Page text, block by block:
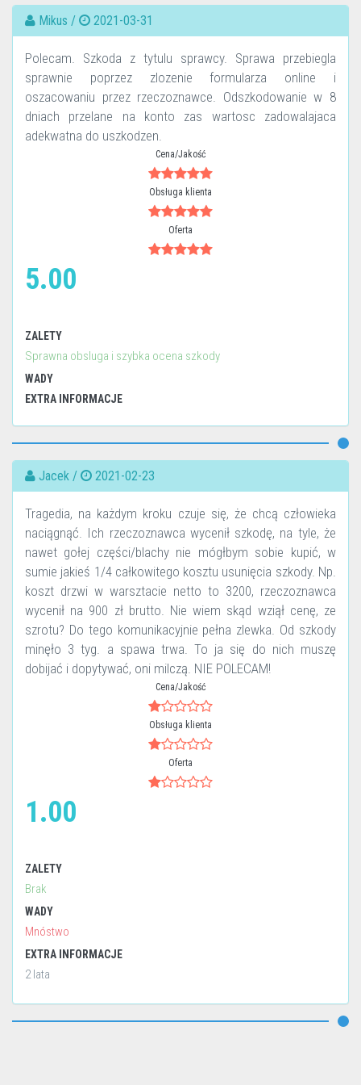
Mikus / 2021-03-31
Polecam. Szkoda z tytulu sprawcy. Sprawa przebiegla
sprawnie poprzez zlozenie formularza online i
oszacowaniu przez rzeczoznawce. Odszkodowanie w 8
dniach przelane na konto zas wartosc zadowalajaca
adekwatna do uszkodzen.
Cena/Jakość
Obsługa klienta
Oferta
5.00
ZALETY
Sprawna obsluga i szybka ocena szkody
WADY
EXTRA INFORMACJE
Jacek / 2021-02-23
Tragedia, na każdym kroku czuje się, że chcą człowieka
naciągnąć. Ich rzeczoznawca wycenił szkodę, na tyle, że
nawet gołej części/blachy nie mógłbym sobie kupić, w
sumie jakieś 1/4 całkowitego kosztu usunięcia szkody. Np.
koszt drzwi w warsztacie netto to 3200, rzeczoznawca
wycenił na 900 zł brutto. Nie wiem skąd wziął cenę, ze
szrotu? Do tego komunikacyjnie pełna zlewka. Od szkody
minęło 3 tyg. a spawa trwa. To ja się do nich muszę
dobijać i dopytywać, oni milczą. NIE POLECAM!
Cena/Jakość
Obsługa klienta
Oferta
1.00
ZALETY
Brak
WADY
Mnóstwo
EXTRA INFORMACJE
2 lata